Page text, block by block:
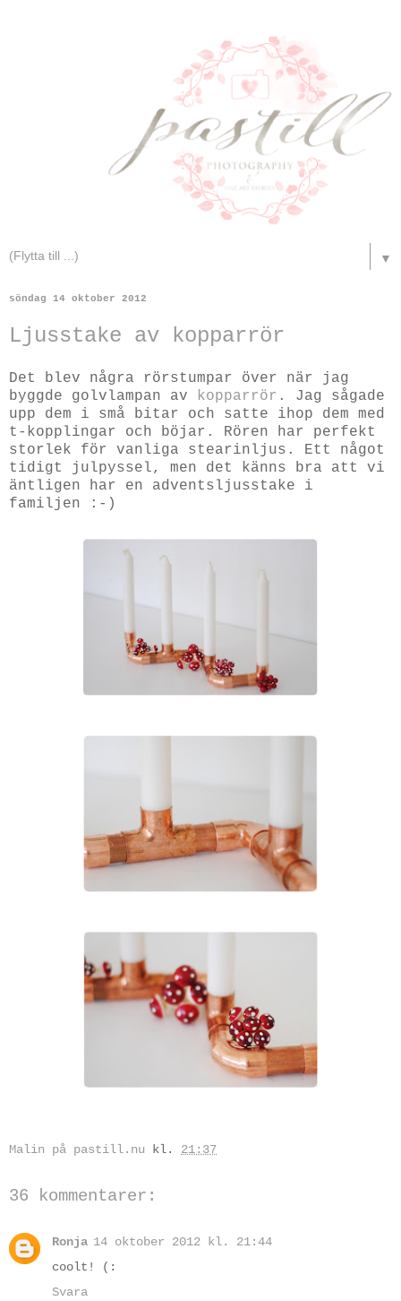
▼
söndag 14 oktober 2012
Ljusstake av kopparrör
Det blev några rörstumpar över när jag
byggde golvlampan av
kopparrör . Jag sågade
upp dem i små bitar och satte ihop dem med
t-kopplingar och böjar. Rören har perfekt
storlek för vanliga stearinljus. Ett något
tidigt julpyssel, men det känns bra att vi
äntligen har en adventsljusstake i
familjen :-)
Malin på pastill.nu kl. 21:37
36 kommentarer:
Ronja 14 oktober 2012 kl. 21:44
coolt! (:
Svara